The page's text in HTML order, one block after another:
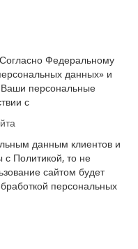
Федеральному
данных» и
Ваши персональные
с
данным клиентов и
Политикой, то не
сайтом будет
персональных